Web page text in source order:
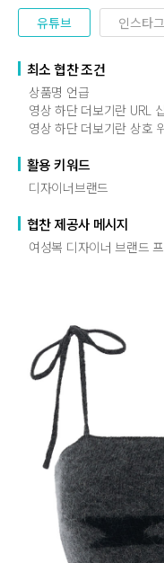
유튜브 인스타
최소 협찬 조건
상품명 언급
영상 하단 더보기란 URL
영상 하단 더보기란 상호
활용 키워드
디자이너브랜드
협찬 제공사 메시지
여성복 디자이너 브랜드